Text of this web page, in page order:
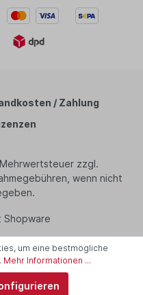
/ Zahlung
zzgl.
wenn nicht
Shopware
um eine bestmögliche
Mehr Informationen ...